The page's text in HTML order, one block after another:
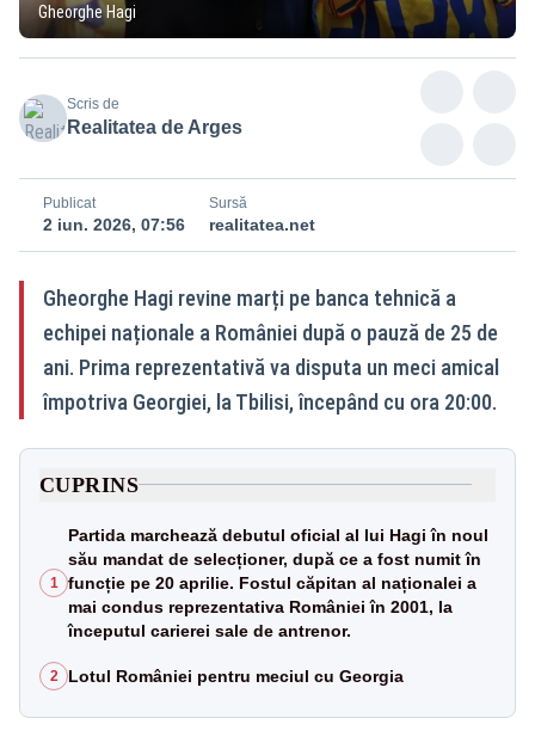
Gheorghe Hagi
Scris de
Realitatea de Arges
Publicat
2 iun. 2026, 07:56
Sursă
realitatea.net
Gheorghe Hagi revine marți pe banca tehnică a
echipei naționale a României după o pauză de 25 de
ani. Prima reprezentativă va disputa un meci amical
împotriva Georgiei, la Tbilisi, începând cu ora 20:00.
CUPRINS
1
Partida marchează debutul oficial al lui Hagi în noul
său mandat de selecționer, după ce a fost numit în
funcție pe 20 aprilie. Fostul căpitan al naționalei a
mai condus reprezentativa României în 2001, la
începutul carierei sale de antrenor.
2 Lotul României pentru meciul cu Georgia